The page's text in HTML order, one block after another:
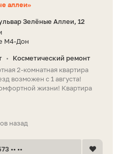
аллеи»
Зелёные Аллеи, 12
М4-Дон
•
Косметический ремонт
2-комнатная квартира
возможен с 1 августа!
жизни! Квартира
назад
•• ••